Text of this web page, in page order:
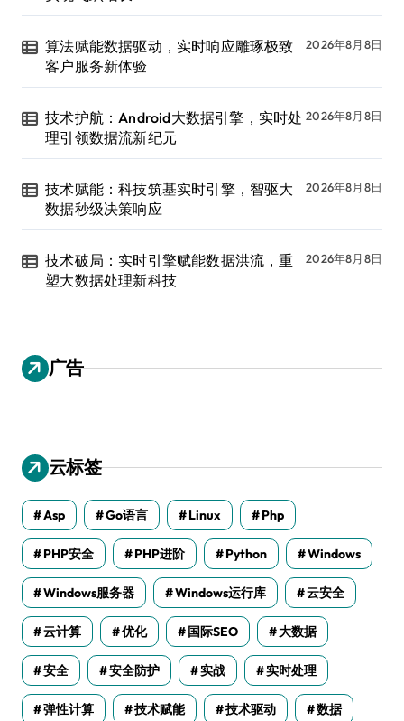
算法赋能数据驱动，实时响应雕琢极致
客户服务新体验
2026年8月8日
技术护航：Android大数据引擎，实时处
理引领数据流新纪元
2026年8月8日
技术赋能：科技筑基实时引擎，智驱大
数据秒级决策响应
2026年8月8日
技术破局：实时引擎赋能数据洪流，重
塑大数据处理新科技
2026年8月8日
广告
云标签
Asp Go语言 Linux Php
PHP安全 PHP进阶 Python Windows
Windows服务器 Windows运行库 云安全
云计算 优化 国际SEO 大数据
安全 安全防护 实战 实时处理
弹性计算 技术赋能 技术驱动 数据